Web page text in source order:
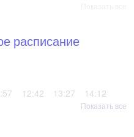
расписание
12:42 13:27
14:12
Показать все